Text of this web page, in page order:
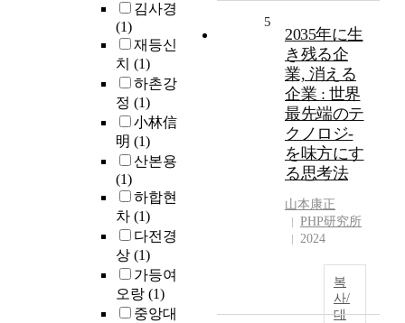
김사경
(1)
재등신
치 (1)
하촌강
정 (1)
小林信
明 (1)
산본용
(1)
하합현
차 (1)
다전경
상 (1)
가등여
오랑 (1)
중앙대
5
2035年に生
き残る企
業, 消える
企業 : 世界
最先端のテ
クノロジ-
を味方にす
る思考法
山本康正
PHP研究所
2024
복
사/
대